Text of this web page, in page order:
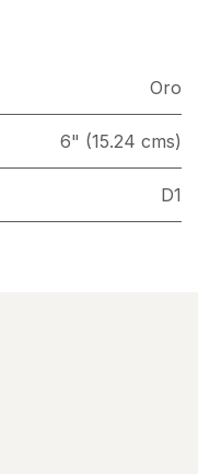
Oro
6" (15.24 cms)
D1